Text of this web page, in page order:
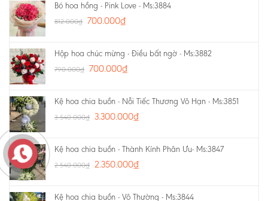
Bó hoa hồng - Pink Love - Ms:3884
812.000₫ 700.000₫
Hộp hoa chúc mừng - Điều bất ngờ - Ms:3882
790.000₫ 700.000₫
Kệ hoa chia buồn - Nỗi Tiếc Thương Vô Hạn - Ms:3851
3.540.000₫ 3.300.000₫
Kệ hoa chia buồn - Thành Kính Phân Ưu- Ms:3847
2.540.000₫ 2.350.000₫
Kệ hoa chia buồn - Vô Thường - Ms:3844